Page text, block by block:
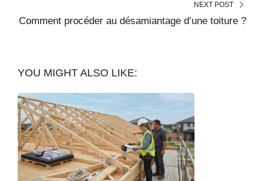
NEXT POST
Comment procéder au désamiantage d’une toiture ?
YOU MIGHT ALSO LIKE: